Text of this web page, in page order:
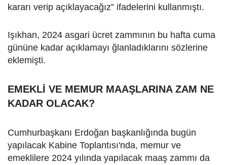
kararı verip açıklayacağız” ifadelerini kullanmıştı.
Işıkhan, 2024 asgari ücret zammının bu hafta cuma
gününe kadar açıklamayı ğlanladıklarını sözlerine
eklemişti.
EMEKLİ VE MEMUR MAAŞLARINA ZAM NE
KADAR OLACAK?
Cumhurbaşkanı Erdoğan başkanlığında bugün
yapılacak Kabine Toplantısı'nda, memur ve
emeklilere 2024 yılında yapılacak maaş zammı da